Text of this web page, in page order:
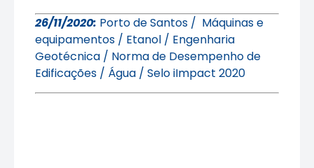
26/11/2020: Porto de Santos / Máquinas e
equipamentos / Etanol / Engenharia
Geotécnica / Norma de Desempenho de
Edificações / Água / Selo iImpact 2020